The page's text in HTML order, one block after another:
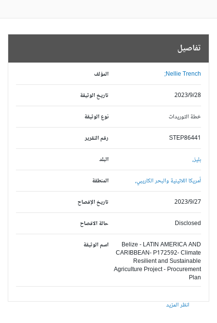
تفاصيل
المؤلف Nellie Trench;
تاريخ الوثيقة 2023/9/28
نوع الوثيقة خطة التوريدات
رقم التقرير STEP86441
البلد بليز,
المنطقة أمريكا اللاتينية والبحر الكاريبي,
تاريخ الإفصاح 2023/9/27
حالة الافصاح Disclosed
اسم الوثيقة
Belize - LATIN AMERICA AND
CARIBBEAN- P172592- Climate
Resilient and Sustainable
Agriculture Project - Procurement
Plan
انظر المزيد